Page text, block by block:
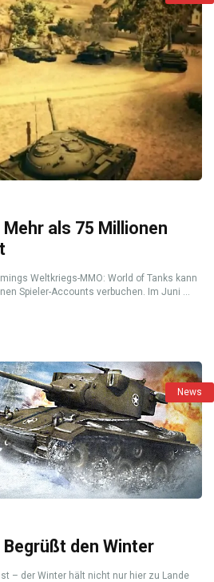
als 75 Millionen
Weltkriegs-MMO: World of Tanks kann
Spieler-Accounts verbuchen. Im Juni ...
News
den Winter
– der Winter hält nicht nur hier zu Lande